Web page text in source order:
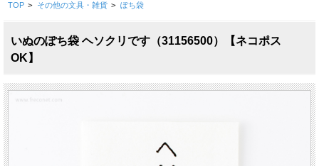
TOP > その他の文具・雑貨 > ぽち袋
いぬのぽち袋 ヘソクリです（31156500）【ネコポス
OK】